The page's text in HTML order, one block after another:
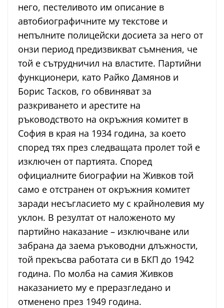
него, пестеливото им описание в
автобиографичните му текстове и
непълните полицейски досиета за него от
онзи период предизвикват съмнения, че
той е сътрудничил на властите. Партийни
функционери, като Райко Дамянов и
Борис Тасков, го обвиняват за
разкриването и арестите на
ръководството на окръжния комитет в
София в края на 1934 година, за което
според тях през следващата пролет той е
изключен от партията. Според
официалните биографии на Живков той
само е отстранен от окръжния комитет
заради несъгласието му с крайнолевия му
уклон. В резултат от наложеното му
партийно наказание – изключване или
забрана да заема ръководни длъжности,
той прекъсва работата си в БКП до 1942
година. По молба на самия Живков
наказанието му е преразгледано и
отменено през 1949 година.